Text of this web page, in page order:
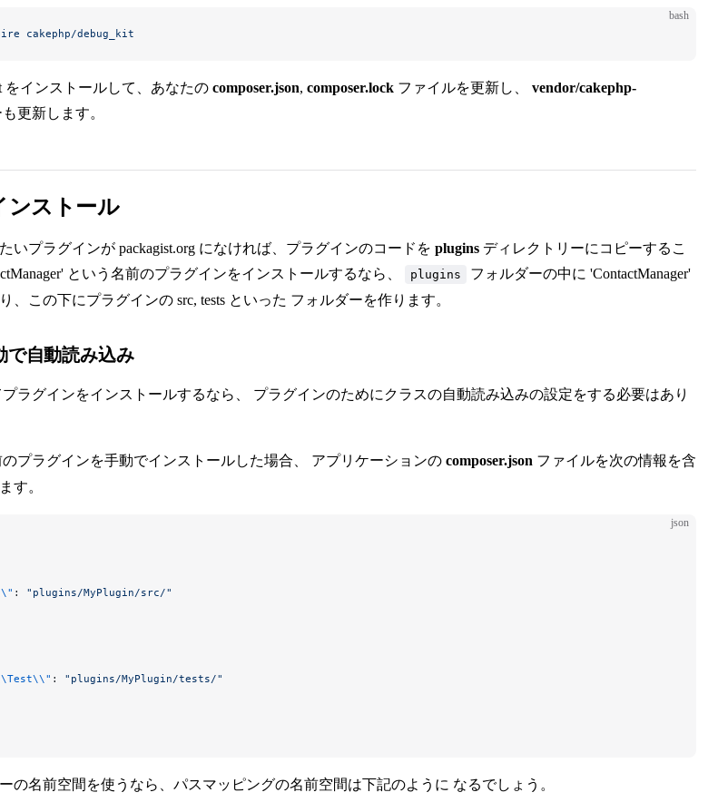
bash
cakephp/debug_kit
をインストールして、あなたの composer.json, composer.lock ファイルを更新し、 vendor/cakephp-
更新します。
ンストール
いプラグインが packagist.org になければ、プラグインのコードを plugins ディレクトリーにコピーするこ
という名前のプラグインをインストールするなら、
plugins
フォルダーの中に 'ContactManager'
、この下にプラグインの src, tests といった フォルダーを作ります。
で自動読み込み
プラグインをインストールするなら、 プラグインのためにクラスの自動読み込みの設定をする必要はあり
のプラグインを手動でインストールした場合、 アプリケーションの composer.json ファイルを次の情報を含
す。
json
: "plugins/MyPlugin/src/"
: "plugins/MyPlugin/tests/"
の名前空間を使うなら、パスマッピングの名前空間は下記のように なるでしょう。